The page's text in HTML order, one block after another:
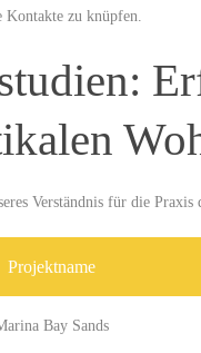
Kontakte zu knüpfen.
Verständnis für die
Projektname
Bay Sands